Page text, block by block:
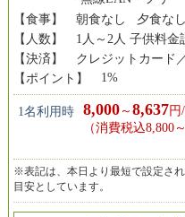
【食事】
朝食なし 夕食なし
【人数】
1人～2人 子供料金
【決済】
クレジットカード
【ポイント】
1%
1名利用時 8,000～8,637円
（消費税込8,800
※表記は、本日より最短で設定さ
目安としています。